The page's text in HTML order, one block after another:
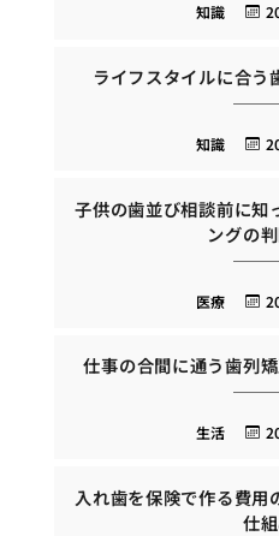
知識
ライフスタイルに合う
知識
子供の歯並び相談前に知
ングの
医療
仕事の合間に通う歯列
生活
入れ歯を保険で作る費用
仕